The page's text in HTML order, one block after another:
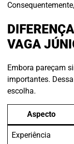
VAGA
Embora pareçam
importantes.
escolha.
Aspecto
Experiência